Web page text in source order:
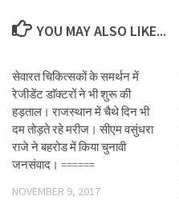
YOU MAY ALSO LIKE...
सेवारत चिकित्सकों के समर्थन में
रेजीडेंट डाॅक्टरों ने भी शुरू की
हड़ताल। राजस्थान में चैथे दिन भी
दम तोड़ते रहे मरीज। सीएम वसुंधरा
राजे ने बहरोड में किया चुनावी
जनसंवाद। ======
NOVEMBER 9, 2017